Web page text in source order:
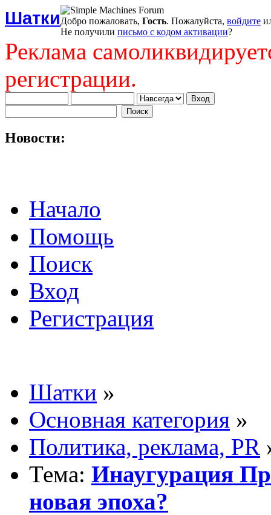
ШаткиДобро пожаловать, Гость. Пожалуйста, войдите
Не получили письмо с кодом активации?
Реклама
регистрации.
Новости:
Начало
Помощь
Поиск
Вход
Регистрация
Шатки »
Основная категория »
Политика, реклама, PR
Тема: Инаугурация
новая эпоха?